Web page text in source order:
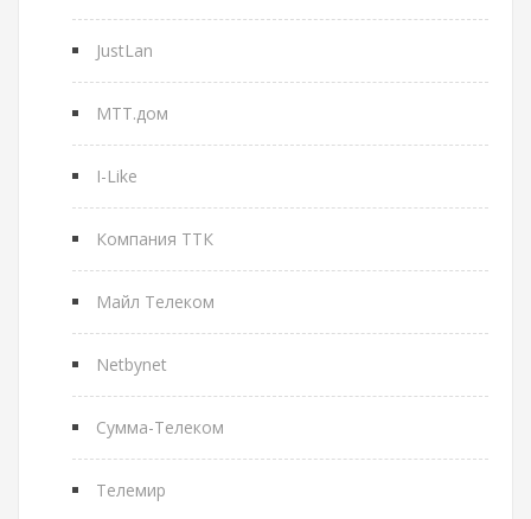
JustLan
МТТ.дом
I-Like
Компания ТТК
Майл Телеком
Netbynet
Сумма-Телеком
Телемир